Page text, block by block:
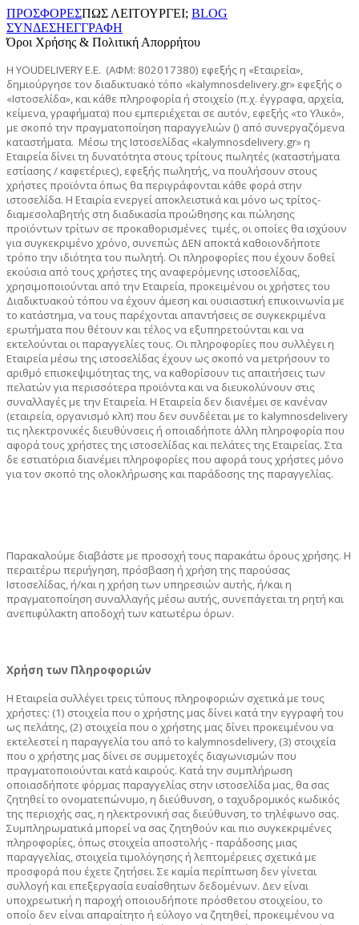
ΠΡΟΣΦΟΡΕΣΠΩΣ ΛΕΙΤΟΥΡΓΕΙ; BLOG
ΣΥΝΔΕΣΗΕΓΓΡΑΦΗ
Όροι Χρήσης & Πολιτική Απορρήτου
Η YOUDELIVERY E.E. (ΑΦΜ: 802017380) εφεξής η «Εταιρεία»,
δημιούργησε τον διαδικτυακό τόπο «kalymnosdelivery.gr» εφεξής ο
«Ιστοσελίδα», και κάθε πληροφορία ή στοιχείο (π.χ. έγγραφα, αρχεία,
κείμενα, γραφήματα) που εμπεριέχεται σε αυτόν, εφεξής «το Υλικό»,
με σκοπό την πραγματοποίηση παραγγελιών () από συνεργαζόμενα
καταστήματα. Μέσω της Ιστοσελίδας «kalymnosdelivery.gr» η
Εταιρεία δίνει τη δυνατότητα στους τρίτους πωλητές (καταστήματα
εστίασης / καφετέριες), εφεξής πωλητής, να πουλήσουν στους
χρήστες προϊόντα όπως θα περιγράφονται κάθε φορά στην
ιστοσελίδα. Η Εταιρία ενεργεί αποκλειστικά και μόνο ως τρίτος-
διαμεσολαβητής στη διαδικασία προώθησης και πώλησης
προϊόντων τρίτων σε προκαθορισμένες τιμές, οι οποίες θα ισχύουν
για συγκεκριμένο χρόνο, συνεπώς ΔΕΝ αποκτά καθοιονδήποτε
τρόπο την ιδιότητα του πωλητή. Οι πληροφορίες που έχουν δοθεί
εκούσια από τους χρήστες της αναφερόμενης ιστοσελίδας,
χρησιμοποιούνται από την Εταιρεία, προκειμένου οι χρήστες του
Διαδικτυακού τόπου να έχουν άμεση και ουσιαστική επικοινωνία με
το κατάστημα, να τους παρέχονται απαντήσεις σε συγκεκριμένα
ερωτήματα που θέτουν και τέλος να εξυπηρετούνται και να
εκτελούνται οι παραγγελίες τους. Οι πληροφορίες που συλλέγει η
Εταιρεία μέσω της ιστοσελίδας έχουν ως σκοπό να μετρήσουν το
αριθμό επισκεψιμότητας της, να καθορίσουν τις απαιτήσεις των
πελατών για περισσότερα προϊόντα και να διευκολύνουν στις
συναλλαγές με την Εταιρεία. Η Εταιρεία δεν διανέμει σε κανέναν
(εταιρεία, οργανισμό κλπ) που δεν συνδέεται με το kalymnosdelivery
τις ηλεκτρονικές διευθύνσεις ή οποιαδήποτε άλλη πληροφορία που
αφορά τους χρήστες της ιστοσελίδας και πελάτες της Εταιρείας. Στα
δε εστιατόρια διανέμει πληροφορίες που αφορά τους χρήστες μόνο
για τον σκοπό της ολοκλήρωσης και παράδοσης της παραγγελίας.
Παρακαλούμε διαβάστε με προσοχή τους παρακάτω όρους χρήσης. Η
περαιτέρω περιήγηση, πρόσβαση ή χρήση της παρούσας
Ιστοσελίδας, ή/και η χρήση των υπηρεσιών αυτής, ή/και η
πραγματοποίηση συναλλαγής μέσω αυτής, συνεπάγεται τη ρητή και
ανεπιφύλακτη αποδοχή των κατωτέρω όρων.
Χρήση των Πληροφοριών
Η Εταιρεία συλλέγει τρεις τύπους πληροφοριών σχετικά με τους
χρήστες: (1) στοιχεία που ο χρήστης μας δίνει κατά την εγγραφή του
ως πελάτης, (2) στοιχεία που ο χρήστης μας δίνει προκειμένου να
εκτελεστεί η παραγγελία του από το kalymnosdelivery, (3) στοιχεία
που ο χρήστης μας δίνει σε συμμετοχές διαγωνισμών που
πραγματοποιούνται κατά καιρούς. Κατά την συμπλήρωση
οποιασδήποτε φόρμας παραγγελίας στην ιστοσελίδα μας, θα σας
ζητηθεί το ονοματεπώνυμο, η διεύθυνση, ο ταχυδρομικός κωδικός
της περιοχής σας, η ηλεκτρονική σας διεύθυνση, το τηλέφωνο σας.
Συμπληρωματικά μπορεί να σας ζητηθούν και πιο συγκεκριμένες
πληροφορίες, όπως στοιχεία αποστολής - παράδοσης μιας
παραγγελίας, στοιχεία τιμολόγησης ή λεπτομέρειες σχετικά με
προσφορά που έχετε ζητήσει. Σε καμία περίπτωση δεν γίνεται
συλλογή και επεξεργασία ευαίσθητων δεδομένων. Δεν είναι
υποχρεωτική η παροχή οποιουδήποτε πρόσθετου στοιχείου, το
οποίο δεν είναι απαραίτητο ή εύλογο να ζητηθεί, προκειμένου να